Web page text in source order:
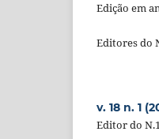
Edição em
Editores do
v. 18 n. 1
Editor do